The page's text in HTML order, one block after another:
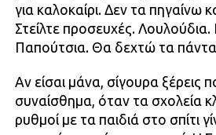
για καλοκαίρι. Δεν τα πηγαίνω
Στείλτε προσευχές.
Παπούτσια. Θα δεχτώ τα
Αν είσαι μάνα, σίγουρα ξέρεις
συναίσθημα, όταν τα σχολεία
ρυθμοί με τα παιδιά στο σπίτι